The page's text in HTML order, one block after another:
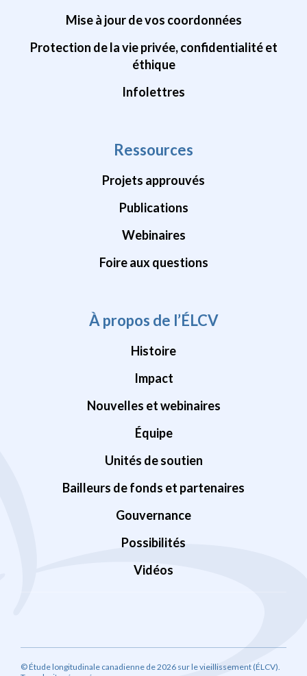
Mise à jour de vos coordonnées
Protection de la vie privée, confidentialité et
éthique
Infolettres
Ressources
Projets approuvés
Publications
Webinaires
Foire aux questions
À propos de l’ÉLCV
Histoire
Impact
Nouvelles et webinaires
Équipe
Unités de soutien
Bailleurs de fonds et partenaires
Gouvernance
Possibilités
Vidéos
© Étude longitudinale canadienne de 2026 sur le vieillissement (ÉLCV).